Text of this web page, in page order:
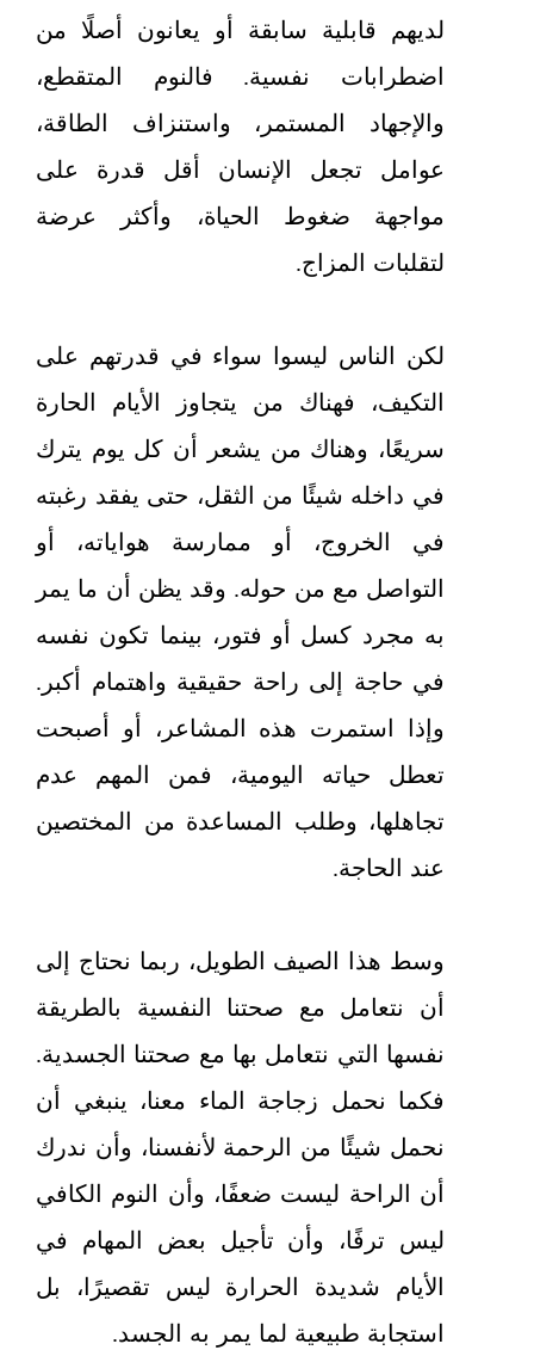
لديهم قابلية سابقة أو يعانون أصلًا من
اضطرابات نفسية. فالنوم المتقطع،
والإجهاد المستمر، واستنزاف الطاقة،
عوامل تجعل الإنسان أقل قدرة على
مواجهة ضغوط الحياة، وأكثر عرضة
لتقلبات المزاج.
لكن الناس ليسوا سواء في قدرتهم على
التكيف، فهناك من يتجاوز الأيام الحارة
سريعًا، وهناك من يشعر أن كل يوم يترك
في داخله شيئًا من الثقل، حتى يفقد رغبته
في الخروج، أو ممارسة هواياته، أو
التواصل مع من حوله. وقد يظن أن ما يمر
به مجرد كسل أو فتور، بينما تكون نفسه
في حاجة إلى راحة حقيقية واهتمام أكبر.
وإذا استمرت هذه المشاعر، أو أصبحت
تعطل حياته اليومية، فمن المهم عدم
تجاهلها، وطلب المساعدة من المختصين
عند الحاجة.
وسط هذا الصيف الطويل، ربما نحتاج إلى
أن نتعامل مع صحتنا النفسية بالطريقة
نفسها التي نتعامل بها مع صحتنا الجسدية.
فكما نحمل زجاجة الماء معنا، ينبغي أن
نحمل شيئًا من الرحمة لأنفسنا، وأن ندرك
أن الراحة ليست ضعفًا، وأن النوم الكافي
ليس ترفًا، وأن تأجيل بعض المهام في
الأيام شديدة الحرارة ليس تقصيرًا، بل
استجابة طبيعية لما يمر به الجسد.